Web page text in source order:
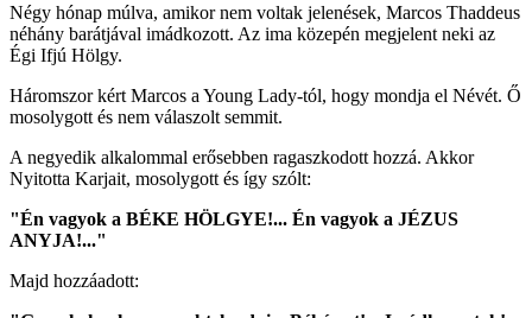
Négy hónap múlva, amikor nem voltak jelenések, Marcos Thaddeus
néhány barátjával imádkozott. Az ima közepén megjelent neki az
Égi Ifjú Hölgy.
Háromszor kért Marcos a Young Lady-tól, hogy mondja el Névét. Ő
mosolygott és nem válaszolt semmit.
A negyedik alkalommal erősebben ragaszkodott hozzá. Akkor
Nyitotta Karjait, mosolygott és így szólt:
"Én vagyok a BÉKE HÖLGYE!... Én vagyok a JÉZUS
ANYJA!..."
Majd hozzáadott: